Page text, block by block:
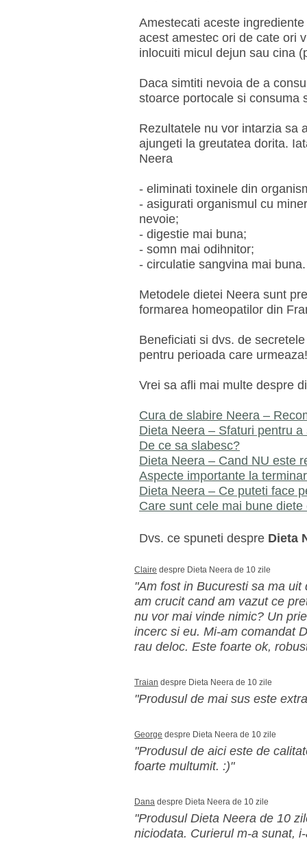
Amestecati aceste
acest amestec ori de cate ori
inlocuiti micul dejun sau cina
Daca simtiti nevoia de a
stoarce portocale si consuma
Rezultatele nu vor intarzia sa
ajungeti la greutatea dorita.
Neera
- eliminati toxinele din
- asigurati organismul cu
nevoie;
- digestie mai buna;
- somn mai odihnitor;
- circulatie sangvina mai buna.
Metodele dietei Neera sunt
formarea homeopatilor din
Beneficiati si dvs. de
pentru perioada care
Vrei sa afli mai multe despre
Cura de slabire Neera –
Dieta Neera – Sfaturi pentru
De ce sa slabesc?
Dieta Neera – Cand NU este
Aspecte importante la
Dieta Neera – Ce puteti face
Care sunt cele mai bune diete
Dvs. ce spuneti despre Dieta
Claire despre Dieta Neera de 10 zile
"Am fost in Bucuresti sa ma
am crucit cand am vazut ce
nu vor mai vinde nimic? Un
incerc si eu. Mi-am comandat
rau deloc. Este foarte ok,
Traian despre Dieta Neera de 10 zile
"Produsul de mai sus este
George despre Dieta Neera de 10 zile
"Produsul de aici este de
foarte multumit. :)"
Dana despre Dieta Neera de 10 zile
"Produsul Dieta Neera de 10
niciodata. Curierul m-a sunat,